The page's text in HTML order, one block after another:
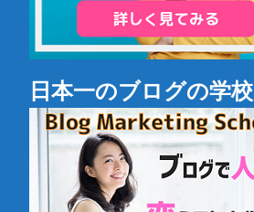
日本一のブログの学校